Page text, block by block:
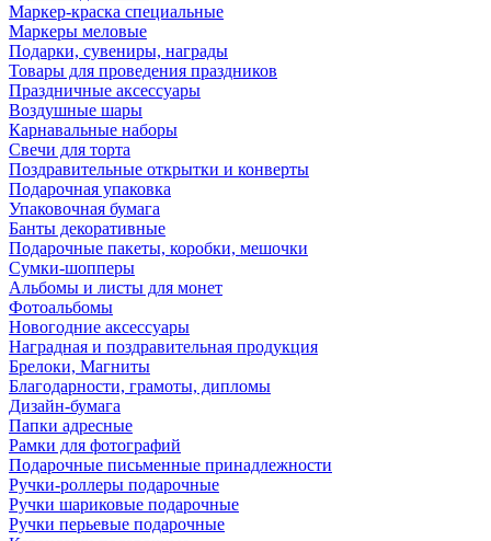
Маркер-краска специальные
Маркеры меловые
Подарки, сувениры, награды
Товары для проведения праздников
Праздничные аксессуары
Воздушные шары
Карнавальные наборы
Свечи для торта
Поздравительные открытки и конверты
Подарочная упаковка
Упаковочная бумага
Банты декоративные
Подарочные пакеты, коробки, мешочки
Сумки-шопперы
Альбомы и листы для монет
Фотоальбомы
Новогодние аксессуары
Наградная и поздравительная продукция
Брелоки, Магниты
Благодарности, грамоты, дипломы
Дизайн-бумага
Папки адресные
Рамки для фотографий
Подарочные письменные принадлежности
Ручки-роллеры подарочные
Ручки шариковые подарочные
Ручки перьевые подарочные